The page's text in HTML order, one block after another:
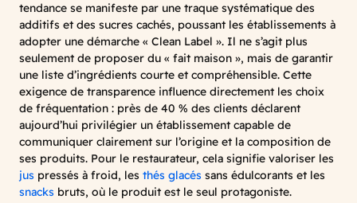
tendance se manifeste par une traque systématique des
additifs et des sucres cachés, poussant les établissements à
adopter une démarche « Clean Label ». Il ne s’agit plus
seulement de proposer du « fait maison », mais de garantir
une liste d’ingrédients courte et compréhensible. Cette
exigence de transparence influence directement les choix
de fréquentation : près de 40 % des clients déclarent
aujourd’hui privilégier un établissement capable de
communiquer clairement sur l’origine et la composition de
ses produits. Pour le restaurateur, cela signifie valoriser les
jus pressés à froid, les thés glacés sans édulcorants et les
snacks bruts, où le produit est le seul protagoniste.